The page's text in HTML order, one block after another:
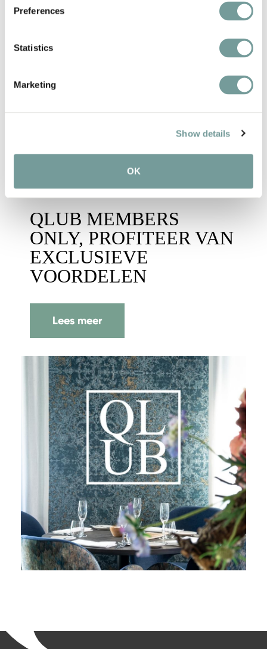
Preferences
Statistics
Marketing
Show details
OK
bezocht, voel je de onweerstaanbare drang
om de rest van onze collectie te ontdekken.
plekken, waar je verrijkt met nieuwe ervaringen
als een ander mens naar huis gaat. Ga mee
op ontdekking met Quality Lodgings en laat je
QLUB MEMBERS
ONLY, PROFITEER VAN
EXCLUSIEVE
VOORDELEN
Lees meer